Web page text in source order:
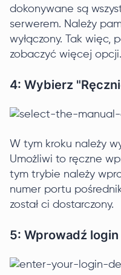
dokonywane są
serwerem. Należy
wyłączony. Tak więc,
zobaczyć więcej opcji.
4: Wybierz
W tym kroku należy
Umożliwi to ręczne
tym trybie należy
numer portu
został ci dostarczony.
5: Wprowadź login